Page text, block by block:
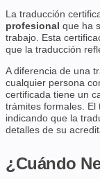
La traducción
profesional que ha
trabajo. Esta
que la traducción
A diferencia de una
cualquier persona
certificada tiene un
trámites formales. El
indicando que la
detalles de su
¿Cuándo